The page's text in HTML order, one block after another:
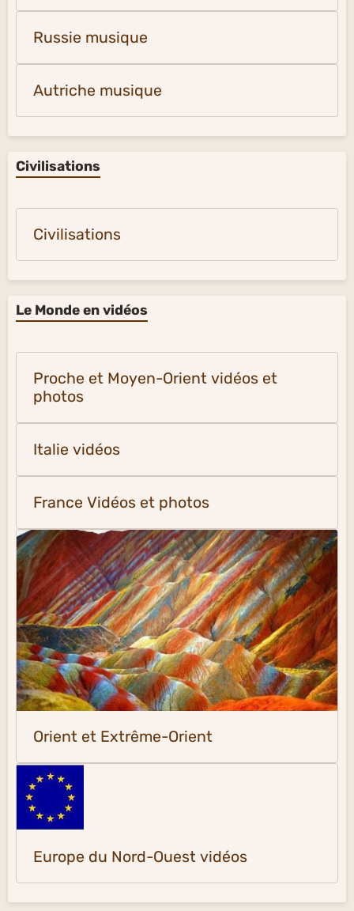
Russie musique
Autriche musique
Civilisations
Civilisations
Le Monde en vidéos
Proche et Moyen-Orient vidéos et
photos
Italie vidéos
France Vidéos et photos
Orient et Extrême-Orient
Europe du Nord-Ouest vidéos